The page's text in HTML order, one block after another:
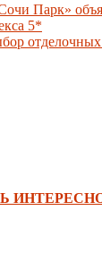
Парк»
5*
отделочных